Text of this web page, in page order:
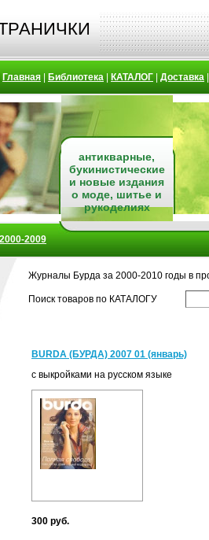
Главная Библиотека КАТАЛОГ Доставка
антикварные,
букинистические
и новые издания
о моде, шитье и
рукоделиях
2000-2009
Журналы Бурда за 2000-2010 годы в
Поиск товаров по КАТАЛОГУ
BURDA (БУРДА) 2007 01 (январь)
с выкройками на русском языке
300 руб.